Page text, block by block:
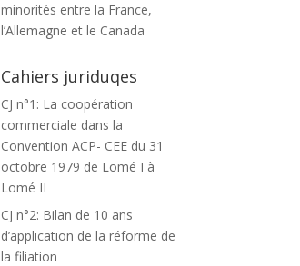
minorités entre la France,
l’Allemagne et le Canada
Cahiers juriduqes
CJ n°1: La coopération
commerciale dans la
Convention ACP- CEE du 31
octobre 1979 de Lomé I à
Lomé II
CJ n°2: Bilan de 10 ans
d’application de la réforme de
la filiation